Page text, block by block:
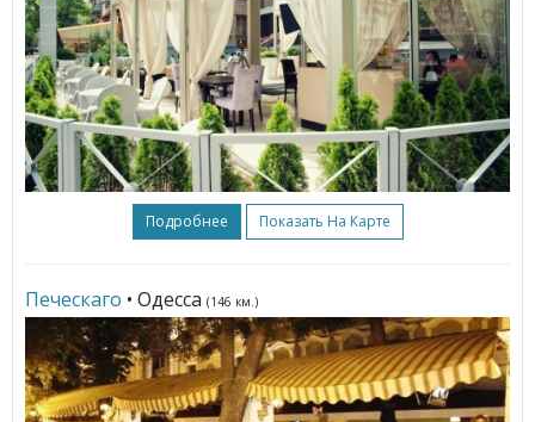
Подробнее Показать На Карте
Печескаго • Одесса (146 км.)